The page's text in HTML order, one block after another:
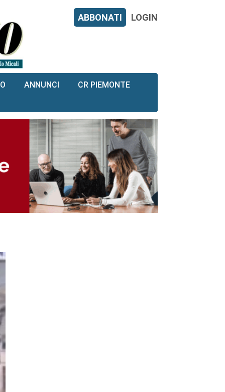
ABBONATI LOGIN
ANNUNCI CR PIEMONTE